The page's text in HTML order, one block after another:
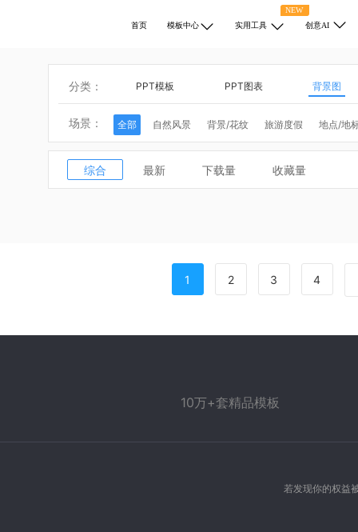
首页 模板中心
NEW
实用工具
创意AI
分类： PPT模板 PPT图表 背景图
场景： 全部 自然风景 背景/花纹 旅游度假 地点/地
动物 医学/健康 商业/金融 宗教 科学/技术
综合 最新 下载量 收藏量
1 2 3 4
10万+套精品模板
若发现你的权益